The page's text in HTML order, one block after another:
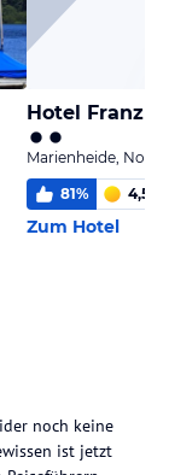
Hotel Franz
Marienheide,
81% 4,5
Zum Hotel
noch keine
ist jetzt